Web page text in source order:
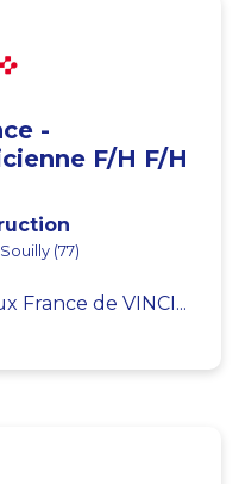
-
F/H F/H
(77)
France de VINCI...